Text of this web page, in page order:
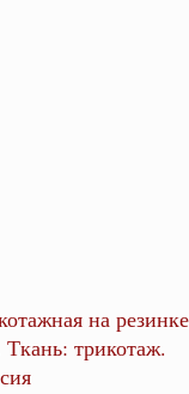
на резинке
трикотаж.